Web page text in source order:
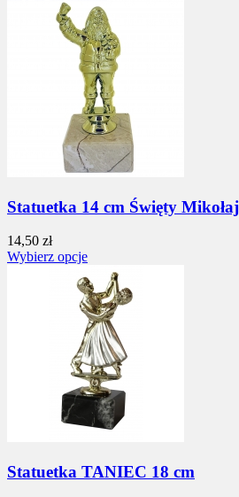
Statuetka 14 cm Święty Mikołaj
14,50 zł
Wybierz opcje
Statuetka TANIEC 18 cm